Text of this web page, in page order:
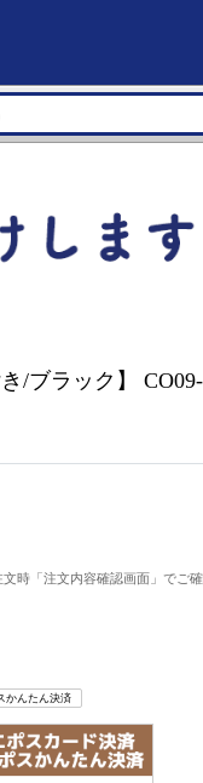
/ブラック】
時「注文内容確認画面」でご
かんたん決済